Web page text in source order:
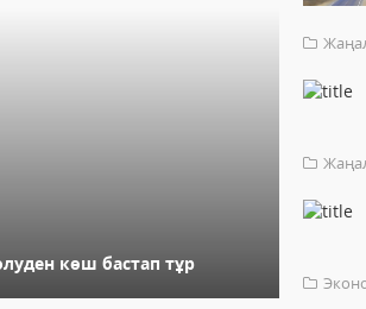
көш бастап тұр